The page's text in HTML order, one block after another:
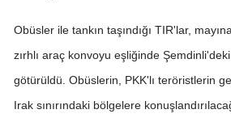
Hatay
Isparta
Obüsler ile tankın taşındığı TIR'lar,
zırhlı araç konvoyu eşliğinde Şemdinli'deki
götürüldü. Obüslerin, PKK'lı teröristlerin
Irak sınırındaki bölgelere